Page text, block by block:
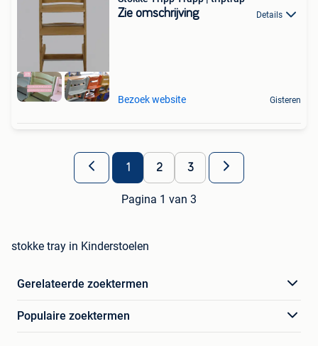
Zie omschrijving Details
Bezoek website Gisteren
1 2 3
Pagina 1 van 3
stokke tray in Kinderstoelen
Gerelateerde zoektermen
Populaire zoektermen